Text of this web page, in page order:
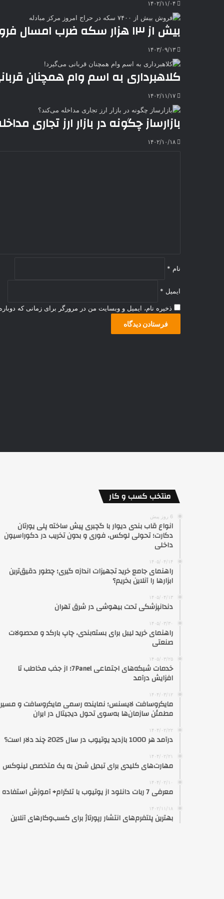
۱۴۰۲/۱۱/۰۴
بیش از ۱۳ هزار سکه ضرب امسال فروخته شد
۱۴۰۳/۰۹/۱۳
کلاهبرداری به اسم وام‌ همچنان
۱۴۰۲/۱۱/۱۷
بازارساز چگونه در بازار ارز تجاری
۱۴۰۲/۱۰/۱۸
نام *
ایمیل *
ذخیره نام، ایمیل و وبسایت من در مرورگر برای زمانی که
منتخب کسب و کار
6 روز پیش
انواع قاب بندی دیوار با گچبری پیش ساخته پلی یورتان
دکارت؛ تحولی لوکس، فوری و بدون تخریب در دکوراسیون
داخلی
۱۴۰۵/۰۴/۱۴
راهنمای جامع خرید تجهیزات اندازه گیری؛ چطور دقیق‌ترین
ابزارها را آنلاین بخریم؟
۱۴۰۵/۰۴/۱۳
دندانپزشکی تحت بیهوشی در شرق تهران
۱۴۰۵/۰۳/۳۰
راهنمای خرید لیبل برای بسته‌بندی، چاپ بارکد و محصولات
صنعتی
۱۴۰۵/۰۳/۲۵
خدمات شبکه‌های اجتماعی 7Panel؛ از جذب مخاطب تا
افزایش درآمد
۱۴۰۴/۰۳/۱۲
مایکروسافت لایسنس؛ نماینده رسمی مایکروسافت و مسیر
مطمئن سازمان‌ها به‌سوی تحول دیجیتال در ایران
۱۴۰۴/۰۲/۲۲
درآمد هر 1000 بازدید یوتیوب در سال 2025 چند دلار است؟
۱۴۰۴/۰۲/۲۱
مهارت‌های کلیدی برای تبدیل شدن به یک متخصص لینوکس
۱۴۰۴/۰۲/۱۰
معرفی 7 ربات دانلود از یوتیوب با تلگرام+ آموزش استفاده
۱۴۰۲/۱۱/۱۸
بهترین پلتفرم‌های انتشار رپورتاژ برای کسب‌وکارهای آنلاین